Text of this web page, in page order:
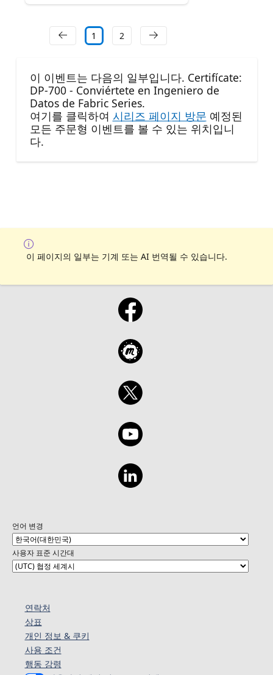
1 2
이 이벤트는 다음의 일부입니다. Certifícate:
DP-700 - Conviértete en Ingeniero de
Datos de Fabric Series.
여기를 클릭하여 시리즈 페이지 방문 예정된
모든 주문형 이벤트를 볼 수 있는 위치입니
다.
이 페이지의 일부는 기계 또는 AI 번역될 수 있습니다.
언어 변경
사용자 표준 시간대
연락처
상표
개인 정보 & 쿠키
사용 조건
행동 강령